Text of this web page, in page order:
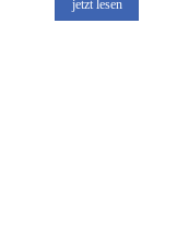
jetzt lesen